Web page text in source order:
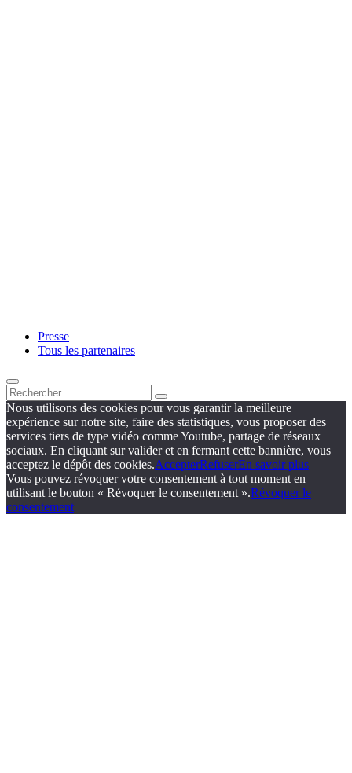
Presse
Tous les partenaires
Nous utilisons des cookies pour vous garantir la meilleure
expérience sur notre site, faire des statistiques, vous proposer des
services tiers de type vidéo comme Youtube, partage de réseaux
sociaux. En cliquant sur valider et en fermant cette bannière, vous
acceptez le dépôt des cookies.AccepterRefuserEn savoir plus
Vous pouvez révoquer votre consentement à tout moment en
utilisant le bouton « Révoquer le consentement ».Révoquer le
consentement